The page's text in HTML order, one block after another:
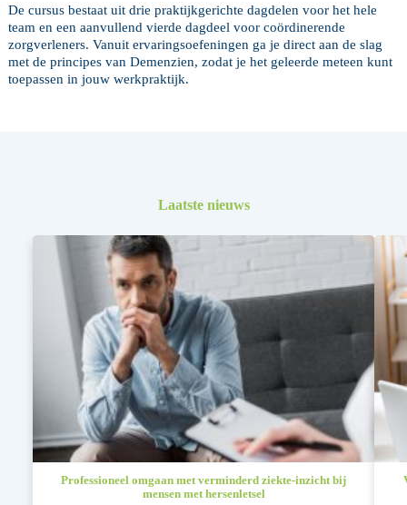
De cursus bestaat uit drie praktijkgerichte dagdelen voor het hele
team en een aanvullend vierde dagdeel voor coördinerende
zorgverleners. Vanuit ervaringsoefeningen ga je direct aan de slag
met de principes van Demenzien, zodat je het geleerde meteen kunt
toepassen in jouw werkpraktijk.
Laatste nieuws
Professioneel omgaan met verminderd ziekte-inzicht bij
mensen met hersenletsel